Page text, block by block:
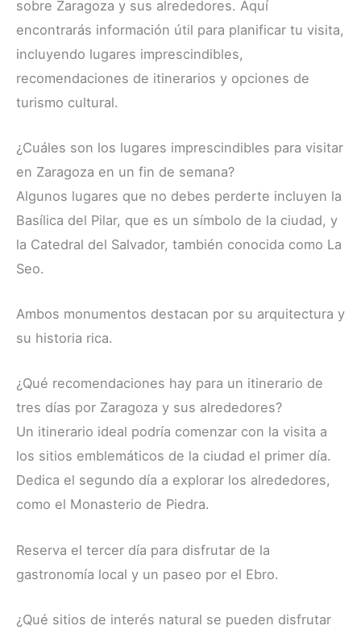
sobre Zaragoza y sus alrededores. Aquí
encontrarás información útil para planificar tu visita,
incluyendo lugares imprescindibles,
recomendaciones de itinerarios y opciones de
turismo cultural.
¿Cuáles son los lugares imprescindibles para visitar
en Zaragoza en un fin de semana?
Algunos lugares que no debes perderte incluyen la
Basílica del Pilar, que es un símbolo de la ciudad, y
la Catedral del Salvador, también conocida como La
Seo.
Ambos monumentos destacan por su arquitectura y
su historia rica.
¿Qué recomendaciones hay para un itinerario de
tres días por Zaragoza y sus alrededores?
Un itinerario ideal podría comenzar con la visita a
los sitios emblemáticos de la ciudad el primer día.
Dedica el segundo día a explorar los alrededores,
como el Monasterio de Piedra.
Reserva el tercer día para disfrutar de la
gastronomía local y un paseo por el Ebro.
¿Qué sitios de interés natural se pueden disfrutar